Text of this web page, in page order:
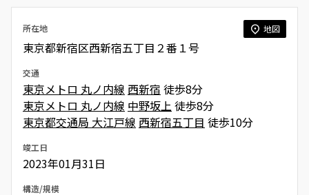
所在地 地図
東京都新宿区西新宿五丁目２番１号
交通
東京メトロ 丸ノ内線 西新宿 徒歩8分
東京メトロ 丸ノ内線 中野坂上 徒歩8分
東京都交通局 大江戸線 西新宿五丁目 徒歩10分
竣工日
2023年01月31日
構造/規模